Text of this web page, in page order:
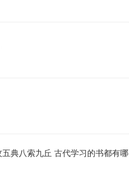
典八索九丘 古代学习的书都有哪